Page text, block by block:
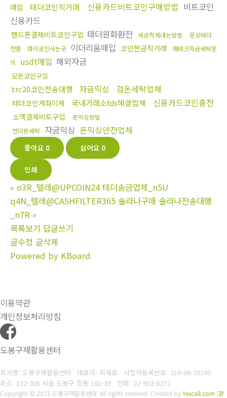
매입
테더코인직거래 신용카드비트코인구매방법 비트코인
신용카드
핸드폰결제비트코인구입 태더원화환전 세금적게내는방법
문상테더
전환
파이코인사는곳 이더리움매입 코인현금직거래
재테크자금세탁문
의
usdt매입 해외자금
모든코인구입
trc20코인전송대행 자금믹싱 검돈세탁업체
테더코인계좌이체 국내거래소fds해결업체 신용카드코인충전
소액결제비트구입
돈믹싱방법
언더돈세탁 자금믹싱 돈믹싱안전업체
좋아요 0 싫어요 0
인쇄
« o3R_텔레@UPCOIN24 테더송금업체_n5U
q4N_텔레@CASHFILTER365 솔라나구매 솔라나전송대행
_n7R »
목록보기 답글쓰기
글수정 글삭제
Powered by KBoard
이용약관
개인정보처리방침
도봉구재활용센터
회사명: 도봉구재활용센터 대표자: 최재호 사업자등록번호: 210-06-38240
주소: 132-905 서울 도봉구 창동 181-39 전화: 02-902-8272
Copyright © 2025 도봉구재활용센터. All rights reserved. Created byYescall.com [관